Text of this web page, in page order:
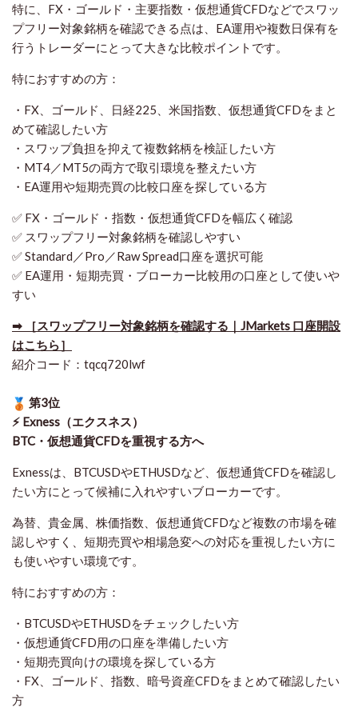
特に、FX・ゴールド・主要指数・仮想通貨CFDなどでスワッ
プフリー対象銘柄を確認できる点は、EA運用や複数日保有を
行うトレーダーにとって大きな比較ポイントです。
特におすすめの方：
・FX、ゴールド、日経225、米国指数、仮想通貨CFDをまと
めて確認したい方
・スワップ負担を抑えて複数銘柄を検証したい方
・MT4／MT5の両方で取引環境を整えたい方
・EA運用や短期売買の比較口座を探している方
✅ FX・ゴールド・指数・仮想通貨CFDを幅広く確認
✅ スワップフリー対象銘柄を確認しやすい
✅ Standard／Pro／Raw Spread口座を選択可能
✅ EA運用・短期売買・ブローカー比較用の口座として使いや
すい
➡ ［スワップフリー対象銘柄を確認する｜JMarkets 口座開設
はこちら］
紹介コード：tqcq720lwf
第3位
⚡ Exness（エクスネス）
BTC・仮想通貨CFDを重視する方へ
Exnessは、BTCUSDやETHUSDなど、仮想通貨CFDを確認し
たい方にとって候補に入れやすいブローカーです。
為替、貴金属、株価指数、仮想通貨CFDなど複数の市場を確
認しやすく、短期売買や相場急変への対応を重視したい方に
も使いやすい環境です。
特におすすめの方：
・BTCUSDやETHUSDをチェックしたい方
・仮想通貨CFD用の口座を準備したい方
・短期売買向けの環境を探している方
・FX、ゴールド、指数、暗号資産CFDをまとめて確認したい
方